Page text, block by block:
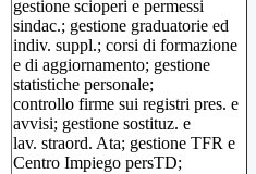
gestione scioperi e permessi
sindac.; gestione graduatorie ed
indiv. suppl.; corsi di formazione
e di aggiornamento; gestione
statistiche personale;
controllo firme sui registri pres. e
avvisi; gestione sostituz. e
lav. straord. Ata; gestione TFR e
Centro Impiego persTD;